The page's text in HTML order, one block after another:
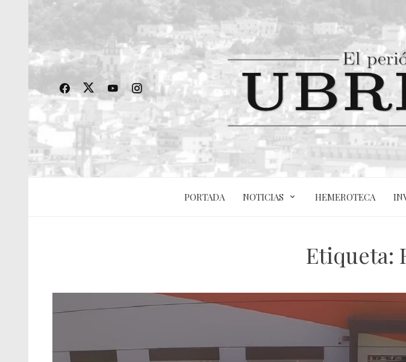
PORTADA NOTICIAS HEMEROTECA
Etiqueta: